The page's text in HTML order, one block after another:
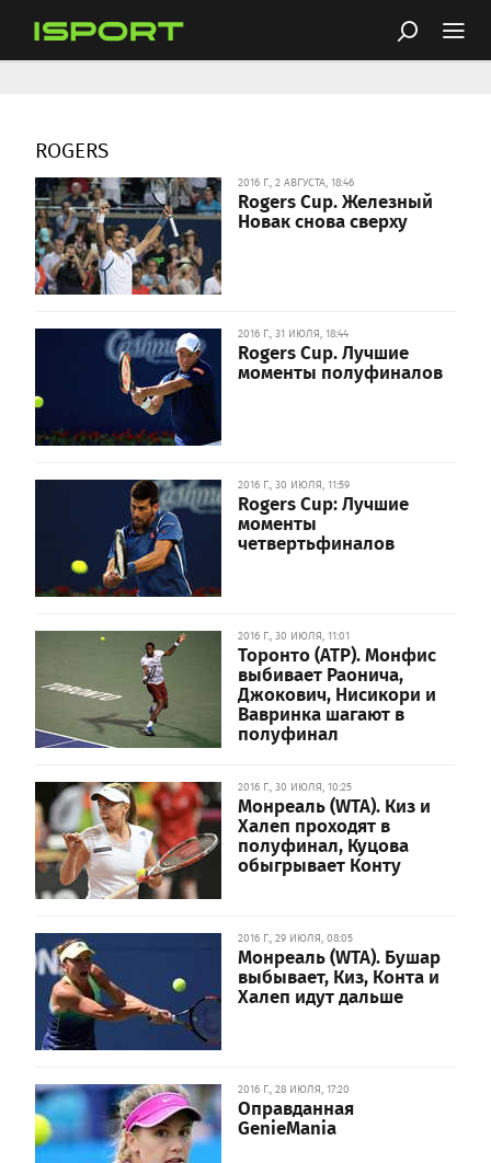
ROGERS
2016 Г., 2 АВГУСТА, 18:46
Rogers Cup. Железный
Новак снова сверху
2016 Г., 31 ИЮЛЯ, 18:44
Rogers Cup. Лучшие
моменты полуфиналов
2016 Г., 30 ИЮЛЯ, 11:59
Rogers Cup: Лучшие
моменты
четвертьфиналов
2016 Г., 30 ИЮЛЯ, 11:01
Торонто (ATP). Монфис
выбивает Раонича,
Джокович, Нисикори и
Вавринка шагают в
полуфинал
2016 Г., 30 ИЮЛЯ, 10:25
Монреаль (WTA). Киз и
Халеп проходят в
полуфинал, Куцова
обыгрывает Конту
2016 Г., 29 ИЮЛЯ, 08:05
Монреаль (WTA). Бушар
выбывает, Киз, Конта и
Халеп идут дальше
2016 Г., 28 ИЮЛЯ, 17:20
Оправданная
GenieMania